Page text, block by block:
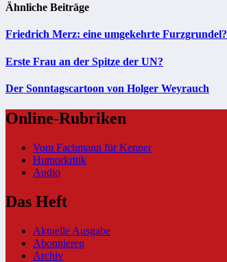
Ähnliche Beiträge
Friedrich Merz: eine umgekehrte Furzgrundel?
Erste Frau an der Spitze der UN?
Der Sonntagscartoon von Holger Weyrauch
Online-Rubriken
Vom Fachmann für Kenner
Humorkritik
Audio
Das Heft
Aktuelle Ausgabe
Abonnieren
Archiv